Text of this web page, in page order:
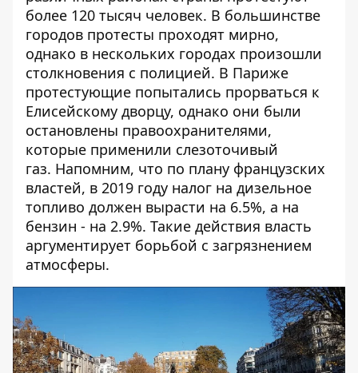
более 120 тысяч человек. В большинстве
городов протесты проходят мирно,
однако в нескольких городах произошли
столкновения с полицией. В Париже
протестующие попытались прорваться к
Елисейскому дворцу, однако они были
остановлены правоохранителями,
которые применили слезоточивый
газ. Напомним, что по плану французских
властей, в 2019 году налог на дизельное
топливо должен вырасти на 6.5%, а на
бензин - на 2.9%. Такие действия власть
аргументирует борьбой с загрязнением
атмосферы.